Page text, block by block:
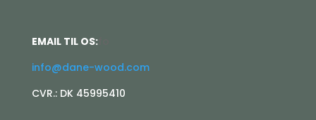
EMAIL TIL OS:fo
info@dane-wood.com
CVR.: DK 45995410